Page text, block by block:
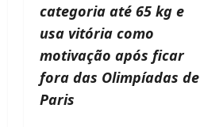
categoria até 65 kg e
usa vitória como
motivação após ficar
fora das Olimpíadas de
Paris